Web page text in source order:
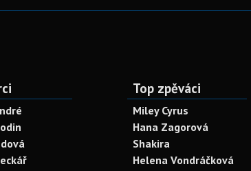
Top zpěváci
Miley Cyrus
Hana Zagorová
Shakira
Helena Vondráčková